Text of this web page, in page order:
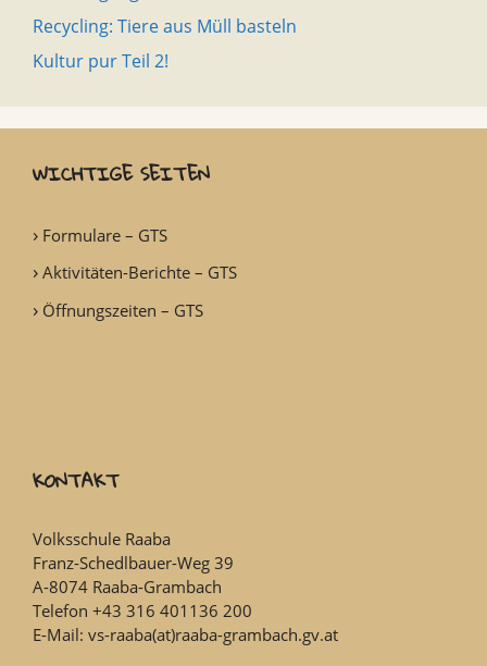
Recycling: Tiere aus Müll basteln
Kultur pur Teil 2!
WICHTIGE SEITEN
Formulare – GTS
Aktivitäten-Berichte – GTS
Öffnungszeiten – GTS
KONTAKT
Volksschule Raaba
Franz-Schedlbauer-Weg 39
A-8074 Raaba-Grambach
Telefon +43 316 401136 200
E-Mail: vs-raaba(at)raaba-grambach.gv.at